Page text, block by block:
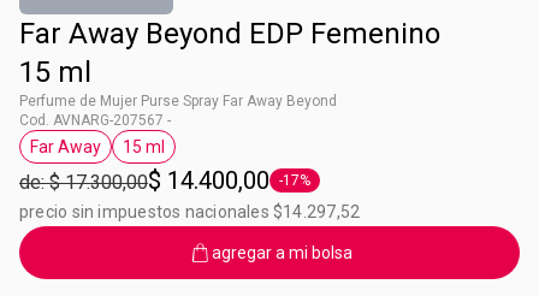
Far Away Beyond EDP Femenino
15 ml
Perfume de Mujer Purse Spray Far Away Beyond
Cod. AVNARG-207567 -
Etiqueta Far Away
Far Away
Etiqueta 15 ml
15 ml
de: $ 17.300,00$ 14.400,00 Etiqueta -17%
-17%
precio sin impuestos nacionales $14.297,52
agregar a mi bolsa